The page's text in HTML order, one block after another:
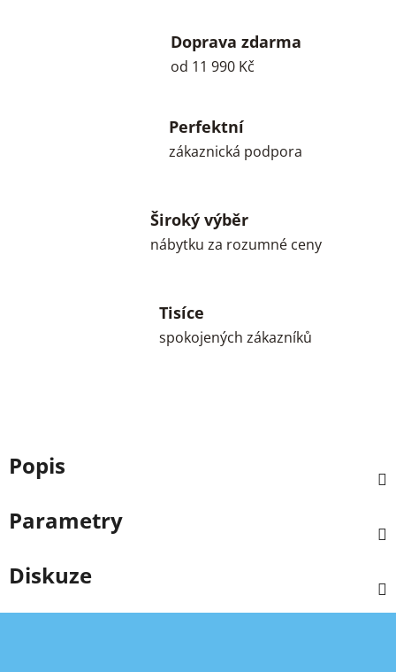
Doprava zdarma
od 11 990 Kč
Perfektní
zákaznická podpora
Široký výběr
nábytku za rozumné ceny
Tisíce
spokojených zákazníků
Popis
Parametry
Diskuze
Z